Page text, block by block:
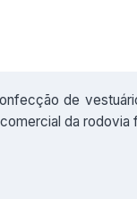
de
da rodovia